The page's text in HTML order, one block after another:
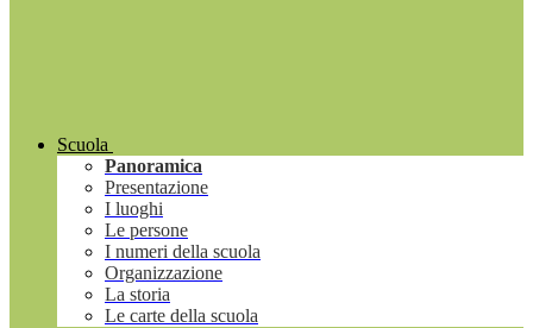
Scuola
Panoramica
Presentazione
I luoghi
Le persone
I numeri della scuola
Organizzazione
La storia
Le carte della scuola